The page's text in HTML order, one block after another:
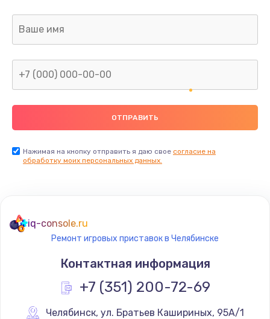
Заказать
Ремонт капиллярной трубки
400 руб.
Заказать
Замена термостата
1200 руб.
Заказать
Замена реле
Нажимая на кнопку отправить я даю свое согласие на
обработку моих персональных данных.
iq-console.ru
Ремонт игровых приставок в Челябинске
Контактная информация
+7 (351) 200-72-69
Челябинск, ул. Братьев Кашириных, 95А/1